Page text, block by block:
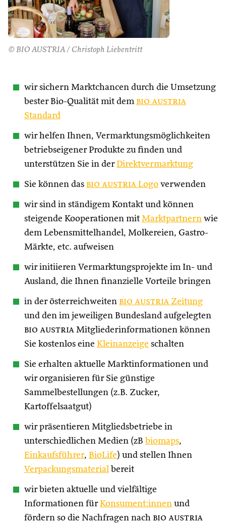
© BIO AUSTRIA / Christoph Liebentritt
wir sichern Marktchancen durch die Umsetzung
bester Bio-Qualität mit dem bio austria
Standard
wir helfen Ihnen, Vermarktungsmöglichkeiten
betriebseigener Produkte zu finden und
unterstützen Sie in derDirektvermarktung
Sie können das bio austria Logo verwenden
wir sind in ständigem Kontakt und können
steigende Kooperationen mit Marktpartnern wie
dem Lebensmittelhandel, Molkereien, Gastro-
Märkte, etc. aufweisen
wir initiieren Vermarktungsprojekte im In- und
Ausland, die Ihnen finanzielle Vorteile bringen
in der österreichweiten bio austria Zeitung
und den im jeweiligen Bundesland aufgelegten
bio austria Mitgliederinformationen können
Sie kostenlos eine Kleinanzeige schalten
Sie erhalten aktuelle Marktinformationen und
wir organisieren für Sie günstige
Sammelbestellungen (z.B. Zucker,
Kartoffelsaatgut)
wir präsentieren Mitgliedsbetriebe in
unterschiedlichen Medien (zB biomaps,
Einkaufsführer, BioLife) und stellen Ihnen
Verpackungsmaterial bereit
wir bieten aktuelle und vielfältige
Informationen fürKonsument:innen und
fördern so die Nachfragen nach bio austria